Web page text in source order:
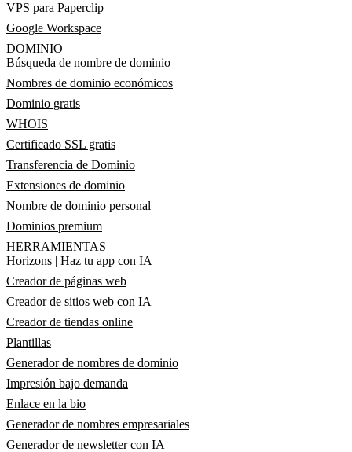
VPS para Paperclip
Google Workspace
DOMINIO
Búsqueda de nombre de dominio
Nombres de dominio económicos
Dominio gratis
WHOIS
Certificado SSL gratis
Transferencia de Dominio
Extensiones de dominio
Nombre de dominio personal
Dominios premium
HERRAMIENTAS
Horizons | Haz tu app con IA
Creador de páginas web
Creador de sitios web con IA
Creador de tiendas online
Plantillas
Generador de nombres de dominio
Impresión bajo demanda
Enlace en la bio
Generador de nombres empresariales
Generador de newsletter con IA